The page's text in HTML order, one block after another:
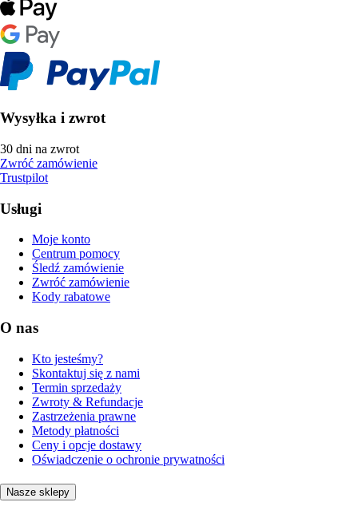
Wysyłka i zwrot
30 dni na zwrot
Zwróć zamówienie
Trustpilot
Usługi
Moje konto
Centrum pomocy
Śledź zamówienie
Zwróć zamówienie
Kody rabatowe
O nas
Kto jesteśmy?
Skontaktuj się z nami
Termin sprzedaży
Zwroty & Refundacje
Zastrzeżenia prawne
Metody płatności
Ceny i opcje dostawy
Oświadczenie o ochronie prywatności
Nasze sklepy